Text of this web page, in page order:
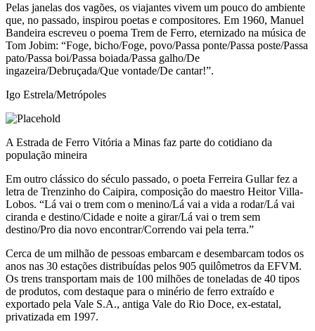
Pelas janelas dos vagões, os viajantes vivem um pouco do ambiente
que, no passado, inspirou poetas e compositores. Em 1960, Manuel
Bandeira escreveu o poema Trem de Ferro, eternizado na música de
Tom Jobim: “Foge, bicho/Foge, povo/Passa ponte/Passa poste/Passa
pato/Passa boi/Passa boiada/Passa galho/De
ingazeira/Debruçada/Que vontade/De cantar!”.
Igo Estrela/Metrópoles
A Estrada de Ferro Vitória a Minas faz parte do cotidiano da
população mineira
Em outro clássico do século passado, o poeta Ferreira Gullar fez a
letra de Trenzinho do Caipira, composição do maestro Heitor Villa-
Lobos. “Lá vai o trem com o menino/Lá vai a vida a rodar/Lá vai
ciranda e destino/Cidade e noite a girar/Lá vai o trem sem
destino/Pro dia novo encontrar/Correndo vai pela terra.”
Cerca de um milhão de pessoas embarcam e desembarcam todos os
anos nas 30 estações distribuídas pelos 905 quilômetros da EFVM.
Os trens transportam mais de 100 milhões de toneladas de 40 tipos
de produtos, com destaque para o minério de ferro extraído e
exportado pela Vale S.A., antiga Vale do Rio Doce, ex-estatal,
privatizada em 1997.